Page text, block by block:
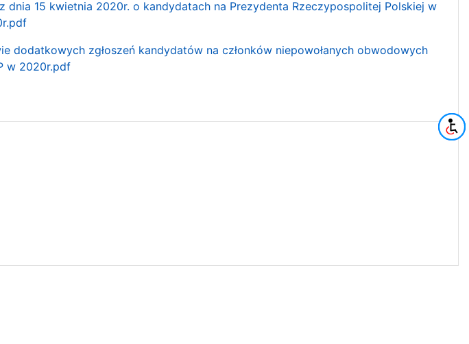
dnia 15 kwietnia 2020r. o kandydatach na Prezydenta Rzeczypospolitej Polskiej w
dodatkowych zgłoszeń kandydatów na członków niepowołanych obwodowych
w 2020r.pdf